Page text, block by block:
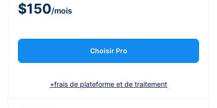
$150/mois
Choisir Pro
+frais de plateforme et de traitement